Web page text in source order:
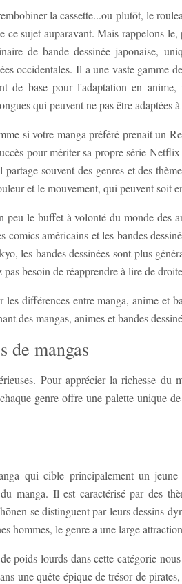
la cassette...ou plutôt, le
ce sujet auparavant. Mais rappelons-
de bande dessinée japonaise,
occidentales. Il a une vaste gamme
de base pour l'adaptation en
qui peuvent ne pas être adaptées
si votre manga préféré prenait un
pour mériter sa propre série
partage souvent des genres et des
et le mouvement, qui peuvent
peu le buffet à volonté du monde des
américains et les bandes
les bandes dessinées sont plus
besoin de réapprendre à lire de
les différences entre manga, anime et
des mangas, animes et bandes
de mangas
Pour apprécier la richesse
genre offre une palette unique
qui cible principalement un
manga. Il est caractérisé par des
se distinguent par leurs dessins
hommes, le genre a une large
poids lourds dans cette catégorie
une quête épique de trésor de